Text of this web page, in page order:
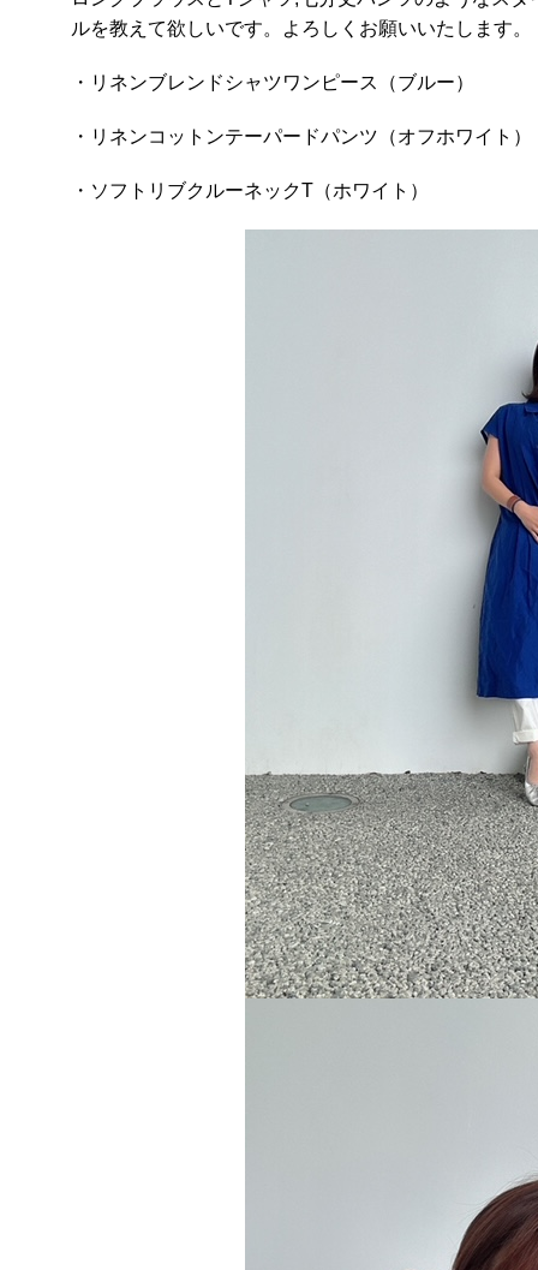
ルを教えて欲しいです。よろしくお願いいたします。
・リネンブレンドシャツワンピース（ブルー）
・リネンコットンテーパードパンツ（オフホワイト）
・ソフトリブクルーネックT（ホワイト）